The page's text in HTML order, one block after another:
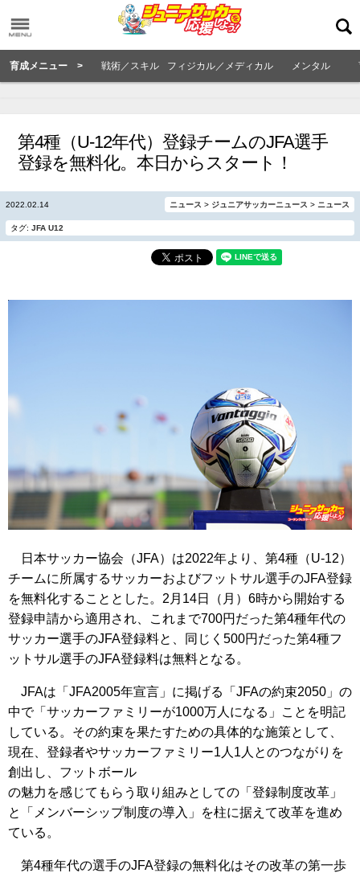
育成メニュー > 戦術／スキル フィジカル／メディカル メンタル
第4種（U-12年代）登録チームのJFA選手
登録を無料化。本日からスタート！
2022.02.14 ニュース > ジュニアサッカーニュース > ニュース
タグ: JFA U12
日本サッカー協会（JFA）は2022年より、第4種（U-12）
チームに所属するサッカーおよびフットサル選手のJFA登録
を無料化することとした。2月14日（月）6時から開始する
登録申請から適用され、これまで700円だった第4種年代の
サッカー選手のJFA登録料と、同じく500円だった第4種フ
ットサル選手のJFA登録料は無料となる。
JFAは「JFA2005年宣言」に掲げる「JFAの約束2050」の
中で「サッカーファミリーが1000万人になる」ことを明記
している。その約束を果たすための具体的な施策として、
現在、登録者やサッカーファミリー1人1人とのつながりを
創出し、フットボール
の魅力を感じてもらう取り組みとしての「登録制度改革」
と「メンバーシップ制度の導入」を柱に据えて改革を進め
ている。
第4種年代の選手のJFA登録の無料化はその改革の第一歩